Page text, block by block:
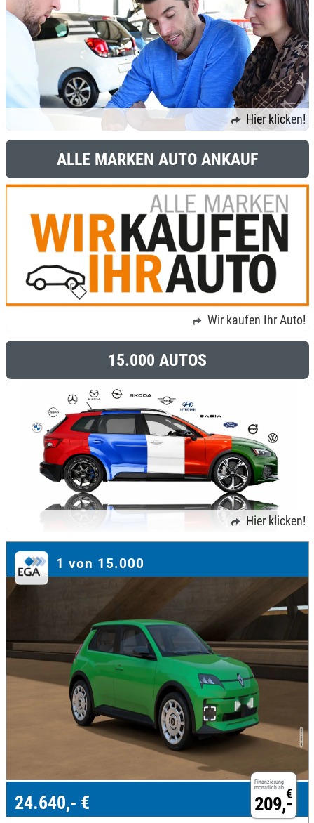
Hier klicken!
ALLE MARKEN AUTO ANKAUF
Wir kaufen Ihr Auto!
15.000 AUTOS
Hier klicken!
1 von 15.000
Finanzierung
monatlich ab €
209,-
24.640,- €